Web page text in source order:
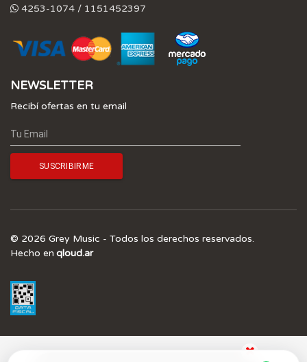
4253-1074 / 1151452397
NEWSLETTER
Recibí ofertas en tu email
© 2026 Grey Music - Todos los derechos reservados.
Hecho en qloud.ar